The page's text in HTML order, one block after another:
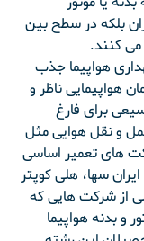
بلکه در سطح بین
کنند.
هواپیما جذب
هواپیمایی ناظر و
برای فارغ
و نقل هوایی مثل
های تعمیر اساسی
سها، هلی کوپتر
از شرکت هایی که
و بدنه هواپیما